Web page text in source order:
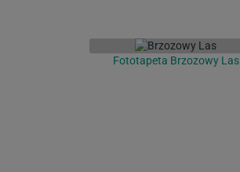
Fototapeta Brzozowy Las